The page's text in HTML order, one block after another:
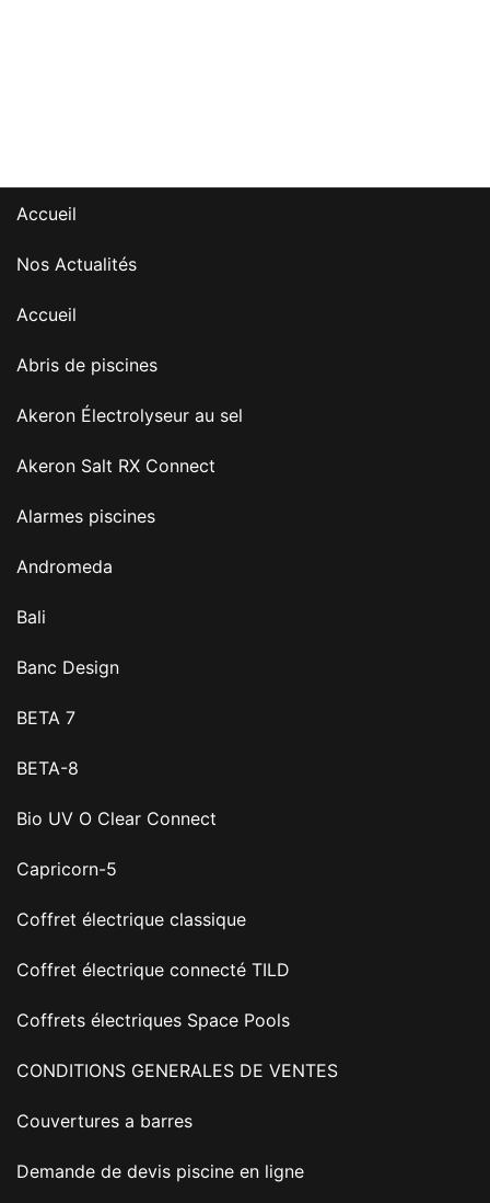
Accueil
Nos Actualités
Accueil
Abris de piscines
Akeron Électrolyseur au sel
Akeron Salt RX Connect
Alarmes piscines
Andromeda
Bali
Banc Design
BETA 7
BETA-8
Bio UV O Clear Connect
Capricorn-5
Coffret électrique classique
Coffret électrique connecté TILD
Coffrets électriques Space Pools
CONDITIONS GENERALES DE VENTES
Couvertures a barres
Demande de devis piscine en ligne